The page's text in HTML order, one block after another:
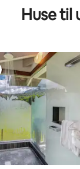
Huse til